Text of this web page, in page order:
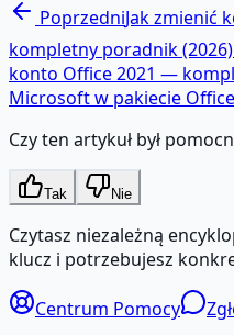
PoprzedniJak zmienić
kompletny poradnik (2026)
konto Office 2021 —
Microsoft w pakiecie
Czy ten artykuł był
Tak Nie
Czytasz niezależną
klucz i potrzebujesz
Centrum Pomocy